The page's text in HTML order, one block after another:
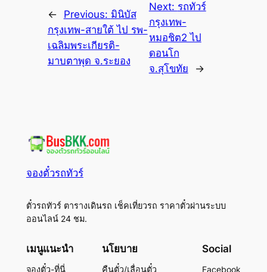
← Previous: มินิบัส
กรุงเทพ-สายใต้ ไป รพ-
เฉลิมพระเกียรติ-
มาบตาพุด จ.ระยอง
Next: รถทัวร์
กรุงเทพ-
หมอชิต2 ไป
ดอนโก
จ.สุโขทัย
→
จองตั๋วรถทัวร์
ตั๋วรถทัวร์ ตารางเดินรถ เช็คเที่ยวรถ ราคาตั๋วผ่านระบบ
ออนไลน์ 24 ชม.
เมนูแนะนำ
จองตั๋ว-ที่นี่
นโยบาย
คืนตั๋ว/เลื่อนตั๋ว
Social
Facebook